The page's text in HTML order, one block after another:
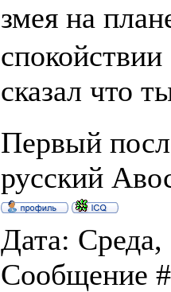
змея на
сказал что
Первый
русский
Дата:
Сообщение